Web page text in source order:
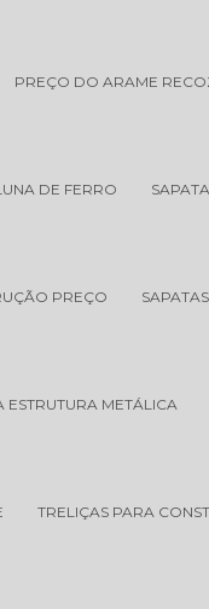
PREÇO DO ARAME
DE FERRO
PREÇO
ESTRUTURA METÁLICA
TRELIÇAS PARA